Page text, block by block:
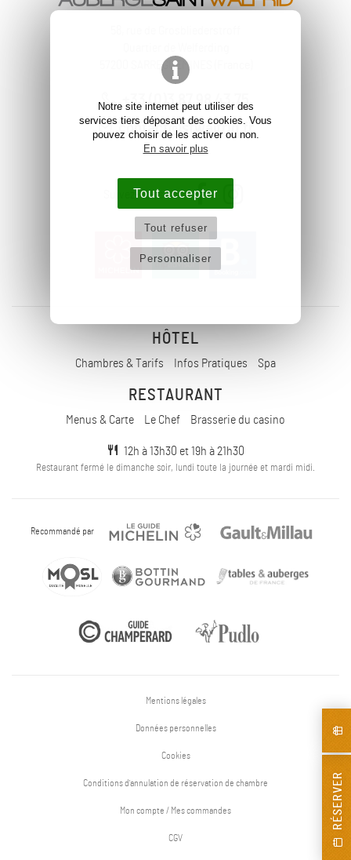
Notre site internet peut utiliser des
services tiers déposant des cookies. Vous
pouvez choisir de les activer ou non.
En savoir plus
Tout accepter
Tout refuser
Personnaliser
RÉSERVER
SARREGUEMINES
+33 (0)3 87 98 43 75
contact@stwalfrid.fr
Suivez-nous sur
HÔTEL
Chambres & Tarifs Infos Pratiques Spa
RESTAURANT
Menus & Carte Le Chef Brasserie du casino
12h à 13h30 et 19h à 21h30
Restaurant fermé le dimanche soir, lundi toute la journée et mardi midi.
Recommandé par
Mentions légales
Données personnelles
Cookies
Conditions d'annulation de réservation de chambre
Mon compte / Mes commandes
CGV